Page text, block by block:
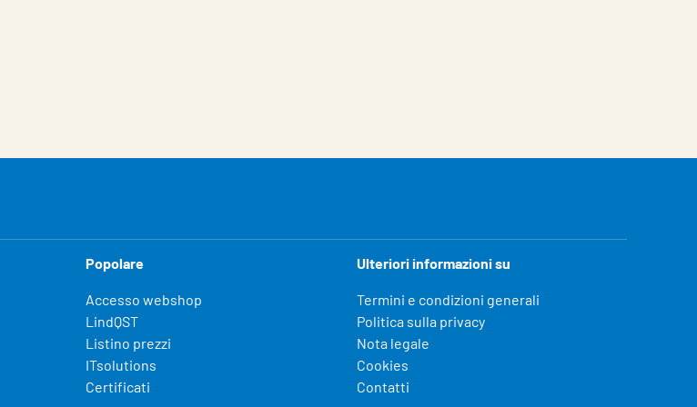
Popolare
Accesso webshop
LindQST
Listino prezzi
ITsolutions
Certificati
Ulteriori informazioni su
Termini e condizioni generali
Politica sulla privacy
Nota legale
Cookies
Contatti